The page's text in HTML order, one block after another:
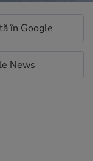
în Google
News